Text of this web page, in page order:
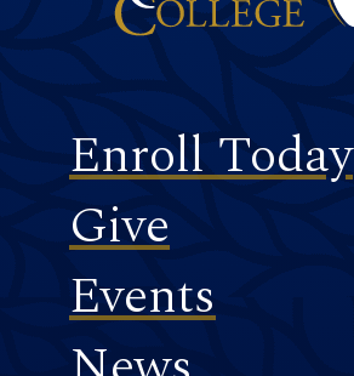
Footer
Enroll Today
Give
Events